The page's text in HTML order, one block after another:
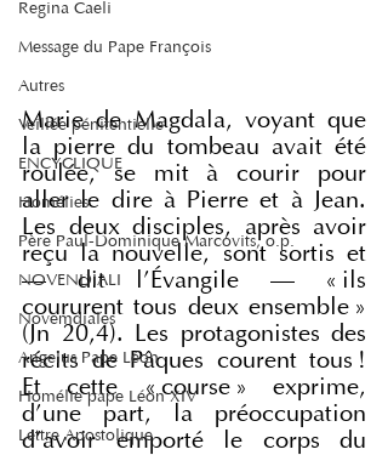
Regina Caeli
Message du Pape François
Autres
Veillée pénitentielle
ENCYCLIQUE
Homélies
Père Paul-Dominique Marcovits, o.p.
NOVENDIALI
Novemdiales
Angelus Pape Léon
Homélie pape Léon XIV
Lettre Apostolique
Marie de Magdala, voyant que
la pierre du tombeau avait été
roulée, se mit à courir pour
aller le dire à Pierre et à Jean.
Les deux disciples, après avoir
reçu la nouvelle, sont sortis et
— dit l’Évangile — « ils
coururent tous deux ensemble »
(Jn 20,4). Les protagonistes des
récits de Pâques courent tous !
Et cette « course » exprime,
d’une part, la préoccupation
d’avoir emporté le corps du